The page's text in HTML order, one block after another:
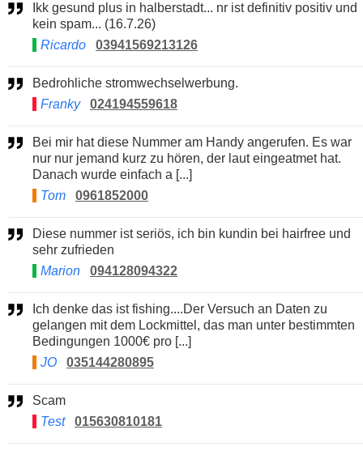
kein spam... (16.7.26)
Ricardo
03941569213126
Bedrohliche stromwechselwerbung.
Franky
024194559618
Bei mir hat diese Nummer am Handy angerufen. Es war
nur nur jemand kurz zu hören, der laut eingeatmet hat.
Danach wurde einfach a [...]
Tom
0961852000
Diese nummer ist seriös, ich bin kundin bei hairfree und
sehr zufrieden
Marion
094128094322
gelangen mit dem Lockmittel, das man unter bestimmten
Bedingungen 1000€ pro [...]
JO
035144280895
Scam
Test
015630810181